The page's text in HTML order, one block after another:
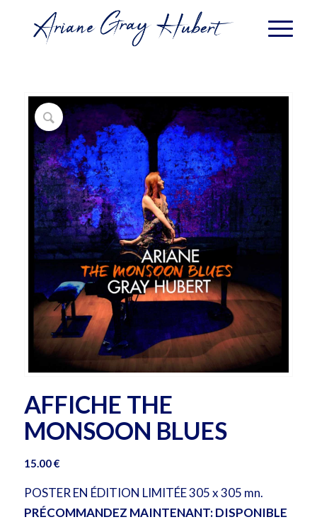
AFFICHE THE
MONSOON BLUES
15.00€
POSTER EN ÉDITION LIMITÉE 305 x 305 mn.
PRÉCOMMANDEZ MAINTENANT: DISPONIBLE